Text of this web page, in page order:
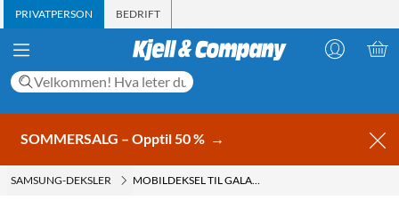
PRIVATPERSON BEDRIFT
SOMMERSALG – Opptil 50 % →
SAMSUNG-DEKSLER MOBILDEKSEL TIL GALAXY S21